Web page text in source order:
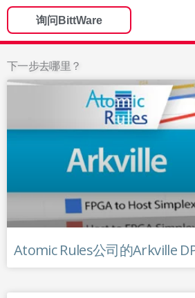
下一步去哪里？
Atomic Rules公司的Arkville